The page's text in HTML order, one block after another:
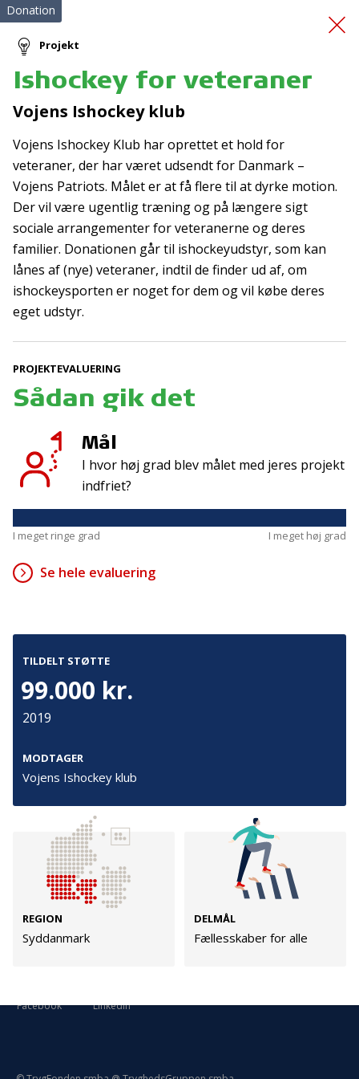
Forbedring af trivsel
Donation
Projekt
Ishockey for veteraner
Vojens Ishockey klub
Vojens Ishockey Klub har oprettet et hold for
veteraner, der har været udsendt for Danmark –
Vojens Patriots. Målet er at få flere til at dyrke motion.
Der vil være ugentlig træning og på længere sigt
sociale arrangementer for veteranerne og deres
familier. Donationen går til ishockeyudstyr, som kan
lånes af (nye) veteraner, indtil de finder ud af, om
ishockeysporten er noget for dem og vil købe deres
eget udstyr.
PROJEKTEVALUERING
Sådan gik det
Mål
I hvor høj grad blev målet med jeres projekt
indfriet?
I meget ringe grad I meget høj grad
Se hele evaluering
TILDELT STØTTE
99.000 kr.
2019
MODTAGER
Vojens Ishockey klub
REGION
Syddanmark
DELMÅL
Fællesskaber for alle
Tilmeld nyhedsbrev
De seneste nyheder om TrygFondens og TryghedsGruppens
aktiviteter direkte i din indbakke.
Kontakt
TrygFonden
T:45 26 08 00
info@trygfonden.dk
T:45 26 08 26
Denmark
Cookies
Persondata
TryghedsGruppen
Facebook LinkedIn
TrygFonden
Facebook LinkedIn